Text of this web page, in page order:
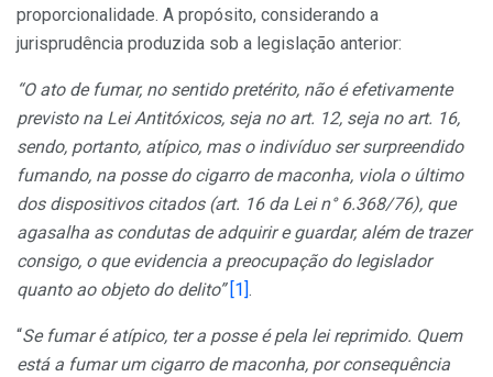
proporcionalidade. A propósito, considerando a
jurisprudência produzida sob a legislação anterior:
“O ato de fumar, no sentido pretérito, não é efetivamente
previsto na Lei Antitóxicos, seja no art. 12, seja no art. 16,
sendo, portanto, atípico, mas o indivíduo ser surpreendido
fumando, na posse do cigarro de maconha, viola o último
dos dispositivos citados (art. 16 da Lei n° 6.368/76), que
agasalha as condutas de adquirir e guardar, além de trazer
consigo, o que evidencia a preocupação do legislador
quanto ao objeto do delito” [1] .
“Se fumar é atípico, ter a posse é pela lei reprimido. Quem
está a fumar um cigarro de maconha, por consequência